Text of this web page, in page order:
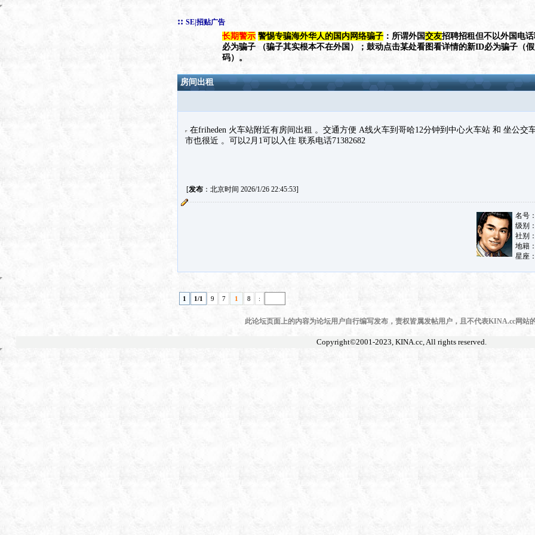
:: SE|招贴广告
长期警示 警惕专骗海外华人的国内网络骗子 ：所谓外国交友招聘招租但不以外国电
必为骗子 （骗子其实根本不在外国）；鼓动点击某处看图看详情的新ID必为骗子（
码）。
房间出租
在friheden 火车站附近有房间出租 。交通方便 A线火车到哥哈12分钟到中心火车站 和 坐公交
市也很近 。可以2月1可以入住 联系电话71382682
[发布：北京时间 2026/1/26 22:45:53]
1 1/1 9 7 1 8 :
此论坛页面上的内容为论坛用户自行编写发布，责权皆属发帖用户，且不代表KINA.cc网站
Copyright©2001-2023, KINA.cc, All rights reserved.